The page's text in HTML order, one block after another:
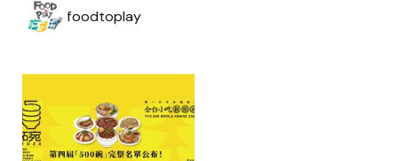
foodtoplay